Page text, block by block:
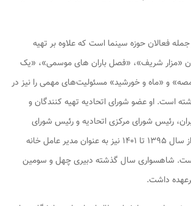
فعالان حوزه سینما است که علاوه بر تهیه
«مزار شریف»، «فصل باران های موسمی»، «یک
و «ماه و خورشید» مسئولیت‌های مهمی را نیز در
است. او عضو شورای اتحادیه تهیه کنندگان و
رئیس شورای مرکزی اتحادیه و رئیس شورای
صنفی نمایش بوده و از سال ۱۳۹۵ تا ۱۴۰۱ نیز به عنوان مدیر عامل خانه
شاهسواری سال گذشته دبیری چهل و سومین
داشت.